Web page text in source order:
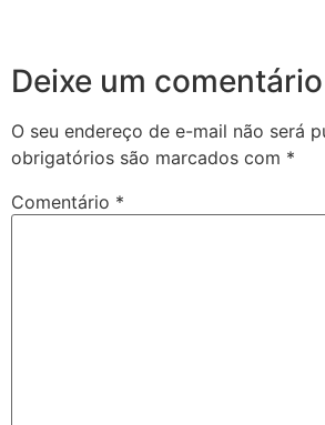
Deixe um comentário
O seu endereço de e-mail não será
obrigatórios são marcados com *
Comentário *